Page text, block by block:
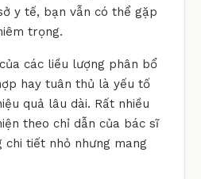
y tế, bạn vẫn có thể gặp
trọng.
các liều lượng phân bổ
hay tuân thủ là yếu tố
quả lâu dài. Rất nhiều
theo chỉ dẫn của bác sĩ
chi tiết nhỏ nhưng mang